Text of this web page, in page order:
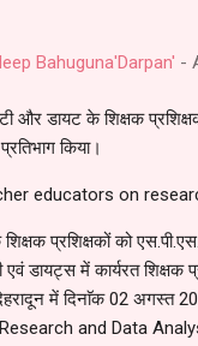
Bahuguna'Darpan' -
और डायट के शिक्षक
किया।
प्रशिक्षकों को
में कार्यरत शिक्षक
देहरादून में दिनाॅक 02
and Data